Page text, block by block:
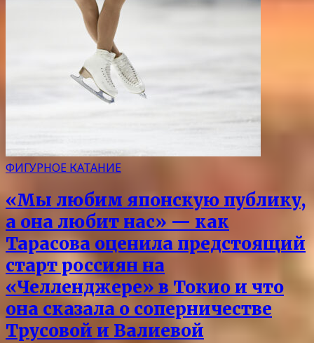
ФИГУРНОЕ КАТАНИЕ
«Мы любим японскую публику,
а она любит нас» — как
Тарасова оценила предстоящий
старт россиян на
«Челленджере» в Токио и что
она сказала о соперничестве
Трусовой и Валиевой